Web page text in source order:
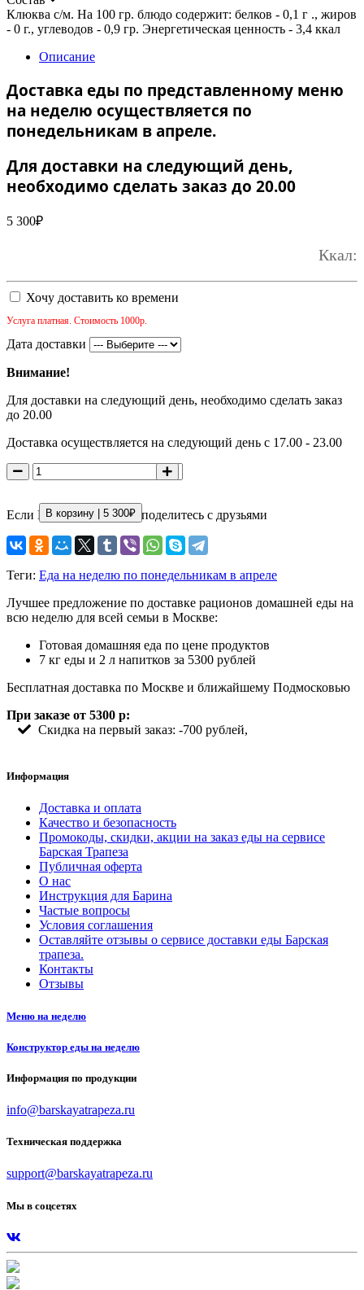
Клюква с/м. На 100 гр. блюдо содержит: белков - 0,1 г ., жиров
- 0 г., углеводов - 0,9 гр. Энергетическая ценность - 3,4 ккал
Описание
Доставка еды по представленному меню
на неделю осуществляется по
понедельникам в апреле.
Для доставки на следующий день,
необходимо сделать заказ до 20.00
5 300₽
Ккал:
Хочу доставить ко времени
Услуга платная. Стоимость 1000р.
Дата доставки
Внимание!
Для доставки на следующий день, необходимо сделать заказ
до 20.00
Доставка осуществляется на следующий день с 17.00 - 23.00
В корзину | 5 300₽
Если Вам понравилось, поделитесь с друзьями
Теги: Еда на неделю по понедельникам в апреле
Лучшее предложение по доставке рационов домашней еды на
всю неделю для всей семьи в Москве:
Готовая домашняя еда по цене продуктов
7 кг еды и 2 л напитков за 5300 рублей
Бесплатная доставка по Москве и ближайшему Подмосковью
При заказе от 5300 р:
Скидка на первый заказ: -700 рублей,
Информация
Доставка и оплата
Качество и безопасность
Промокоды, скидки, акции на заказ еды на сервисе
Барская Трапеза
Публичная оферта
О нас
Инструкция для Барина
Частые вопросы
Условия соглашения
Оставляйте отзывы о сервисе доставки еды Барская
трапеза.
Контакты
Отзывы
Меню на неделю
Конструктор еды на неделю
Информация по продукции
info@barskayatrapeza.ru
Техническая поддержка
support@barskayatrapeza.ru
Мы в соцсетях